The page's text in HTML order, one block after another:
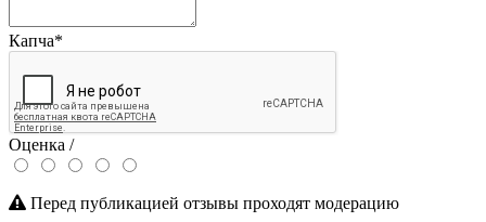
Капча*
Оценка /
Перед публикацией отзывы проходят модерацию